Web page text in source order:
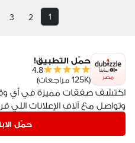
1
2
3
مصر
حمّل التطبيق!
4.8
(125K مراجعات)
اكتشف صفقات مميزة في أي
وتواصل مع آلاف الإعلانات اللي
حمّل